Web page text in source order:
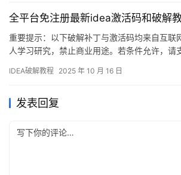
Windows/Mac/Lin…
全平台免注册最新idea激活码和破解
重要提示：以下破解补丁与激活码均来自互联
人学习研究，禁止商业用途。若条件允许，请
Linux。下文将手把手教你用破解补丁永久解
将显示“永久…
IDEA破解教程 2025 年 10 月 16 日
发表回复